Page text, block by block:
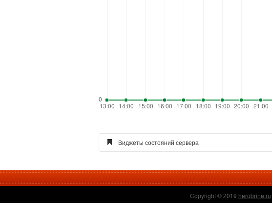
Виджеты состояний сервера
Виджет голосования для сайта
Copyright © 2019 herobrine.ru